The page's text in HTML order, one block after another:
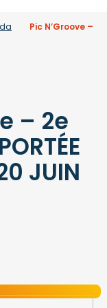
Pic N’Groove –
– 2e
JUIN